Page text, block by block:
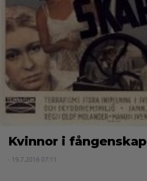
Kvinnor i fångenskap
- 19.7.2016 07:11